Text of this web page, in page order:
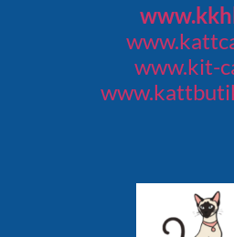
www.kit-